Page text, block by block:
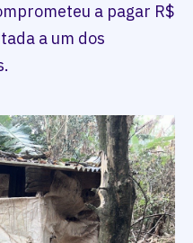
a pagar R$
a um dos